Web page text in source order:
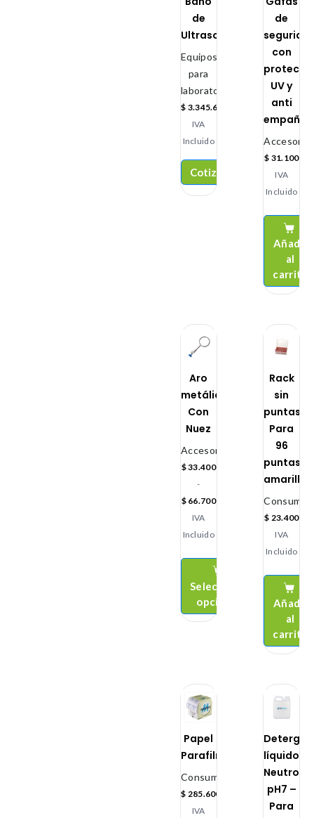
de
Ultrasonido
Equipos
para
laboratorio
$ 3.345.600
IVA
Incluido
Cotizar
de
con
UV y
anti
$ 31.100
IVA
Incluido
Añadir
al
carrito
Aro
metálico
Con
Nuez
Accesorios
$33.400
-
$66.700
IVA
Incluido
Seleccionar
opciones
Rack
sin
puntas
Para
96
puntas
amarillas
$ 23.400
IVA
Incluido
Añadir
al
carrito
Papel
Parafilm
Consumibles
$ 285.600
IVA
líquidos
Neutro
pH7 –
Para